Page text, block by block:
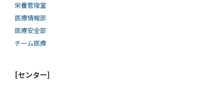
栄養管理室
医療情報部
医療安全部
チーム医療
[センター]